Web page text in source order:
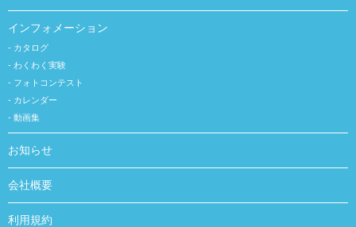
インフォメーション
カタログ
わくわく実験
フォトコンテスト
カレンダー
動画集
お知らせ
会社概要
利用規約